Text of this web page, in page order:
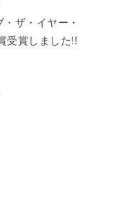
ザ・イヤー・
受賞しました!!